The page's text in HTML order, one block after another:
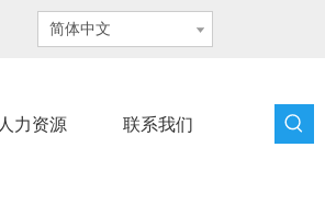
简体中文
人力资源 联系我们